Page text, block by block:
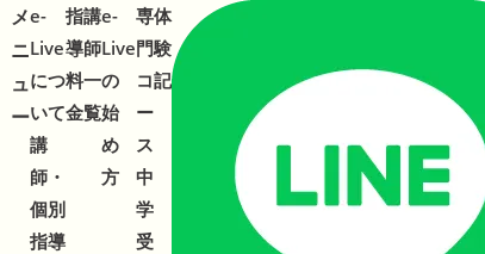
メ
ニ
ュ
ー
メ
ニ
ュ
ー
e-
Live
につ
いて
講
師・
個別
指導
指
導
料
金
講
師
一
覧
e-
Live
の
始
め
方
専
門
コ
ー
ス
中
学
受
体
験
記